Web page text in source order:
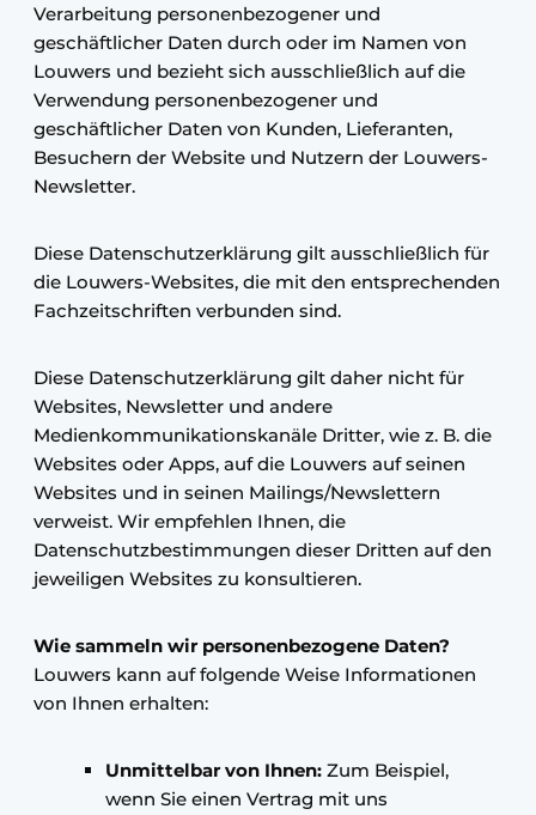
Verarbeitung personenbezogener und
geschäftlicher Daten durch oder im Namen von
Louwers und bezieht sich ausschließlich auf die
Verwendung personenbezogener und
geschäftlicher Daten von Kunden, Lieferanten,
Besuchern der Website und Nutzern der Louwers-
Newsletter.
Diese Datenschutzerklärung gilt ausschließlich für
die Louwers-Websites, die mit den entsprechenden
Fachzeitschriften verbunden sind.
Diese Datenschutzerklärung gilt daher nicht für
Websites, Newsletter und andere
Medienkommunikationskanäle Dritter, wie z. B. die
Websites oder Apps, auf die Louwers auf seinen
Websites und in seinen Mailings/Newslettern
verweist. Wir empfehlen Ihnen, die
Datenschutzbestimmungen dieser Dritten auf den
jeweiligen Websites zu konsultieren.
Wie sammeln wir personenbezogene Daten?
Louwers kann auf folgende Weise Informationen
von Ihnen erhalten:
Unmittelbar von Ihnen: Zum Beispiel,
wenn Sie einen Vertrag mit uns